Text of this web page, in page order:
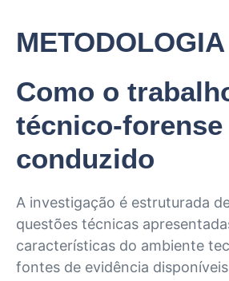
METODOLOGIA
Como o
técnico-forense
conduzido
A investigação é estruturada
questões técnicas
características do ambiente
fontes de evidência